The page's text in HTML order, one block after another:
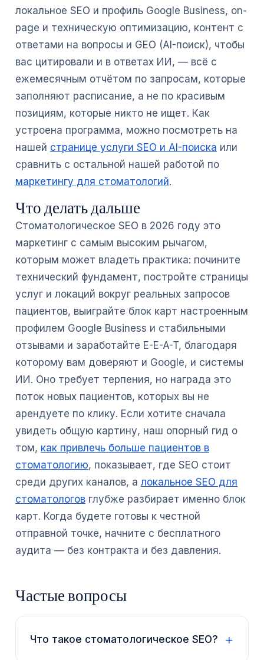
локальное SEO и профиль Google Business, on-
page и техническую оптимизацию, контент с
ответами на вопросы и GEO (AI-поиск), чтобы
вас цитировали и в ответах ИИ, — всё с
ежемесячным отчётом по запросам, которые
заполняют расписание, а не по красивым
позициям, которые никто не ищет. Как
устроена программа, можно посмотреть на
нашей странице услуги SEO и AI-поиска или
сравнить с остальной нашей работой по
маркетингу для стоматологий.
Что делать дальше
Стоматологическое SEO в 2026 году это
маркетинг с самым высоким рычагом,
которым может владеть практика: почините
технический фундамент, постройте страницы
услуг и локаций вокруг реальных запросов
пациентов, выиграйте блок карт настроенным
профилем Google Business и стабильными
отзывами и заработайте E-E-A-T, благодаря
которому вам доверяют и Google, и системы
ИИ. Оно требует терпения, но награда это
поток новых пациентов, которых вы не
арендуете по клику. Если хотите сначала
увидеть общую картину, наш опорный гид о
том, как привлечь больше пациентов в
стоматологию, показывает, где SEO стоит
среди других каналов, а локальное SEO для
стоматологов глубже разбирает именно блок
карт. Когда будете готовы к честной
отправной точке, начните с бесплатного
аудита — без контракта и без давления.
Частые вопросы
Что такое стоматологическое SEO?